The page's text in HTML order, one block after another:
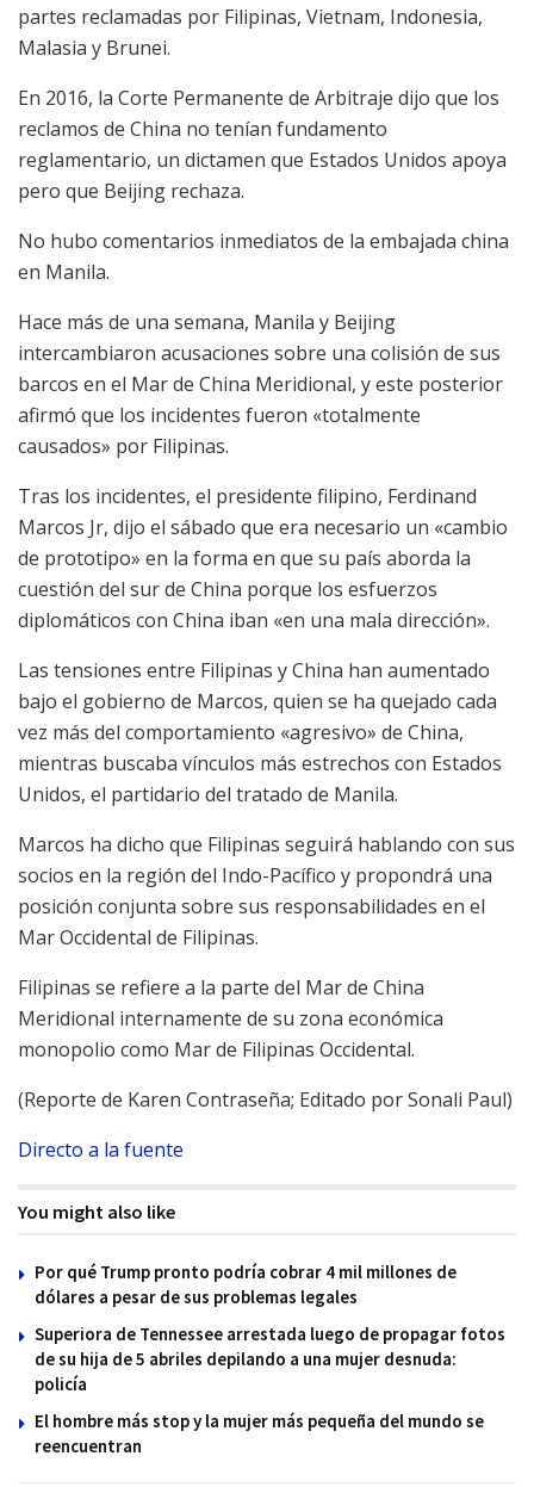
partes reclamadas por Filipinas, Vietnam, Indonesia,
Malasia y Brunei.
En 2016, la Corte Permanente de Arbitraje dijo que los
reclamos de China no tenían fundamento
reglamentario, un dictamen que Estados Unidos apoya
pero que Beijing rechaza.
No hubo comentarios inmediatos de la embajada china
en Manila.
Hace más de una semana, Manila y Beijing
intercambiaron acusaciones sobre una colisión de sus
barcos en el Mar de China Meridional, y este posterior
afirmó que los incidentes fueron «totalmente
causados» por Filipinas.
Tras los incidentes, el presidente filipino, Ferdinand
Marcos Jr, dijo el sábado que era necesario un «cambio
de prototipo» en la forma en que su país aborda la
cuestión del sur de China porque los esfuerzos
diplomáticos con China iban «en una mala dirección».
Las tensiones entre Filipinas y China han aumentado
bajo el gobierno de Marcos, quien se ha quejado cada
vez más del comportamiento «agresivo» de China,
mientras buscaba vínculos más estrechos con Estados
Unidos, el partidario del tratado de Manila.
Marcos ha dicho que Filipinas seguirá hablando con sus
socios en la región del Indo-Pacífico y propondrá una
posición conjunta sobre sus responsabilidades en el
Mar Occidental de Filipinas.
Filipinas se refiere a la parte del Mar de China
Meridional internamente de su zona económica
monopolio como Mar de Filipinas Occidental.
(Reporte de Karen Contraseña; Editado por Sonali Paul)
Directo a la fuente
You might also like
Por qué Trump pronto podría cobrar 4 mil millones de
dólares a pesar de sus problemas legales
Superiora de Tennessee arrestada luego de propagar fotos
de su hija de 5 abriles depilando a una mujer desnuda:
policía
El hombre más stop y la mujer más pequeña del mundo se
reencuentran